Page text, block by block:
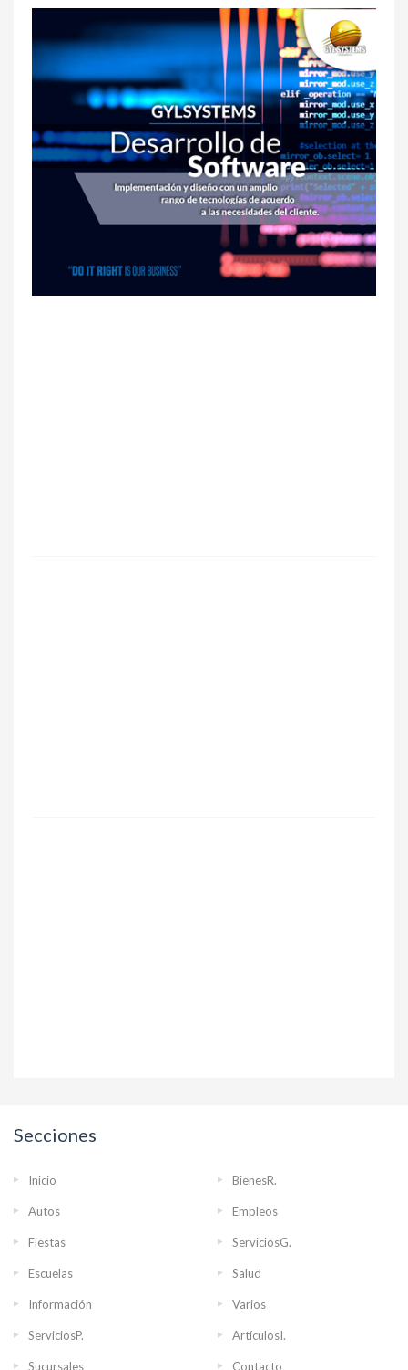
Secciones
Inicio BienesR.
Autos Empleos
Fiestas ServiciosG.
Escuelas Salud
Información Varios
ServiciosP. ArtículosI.
Sucursales Contacto